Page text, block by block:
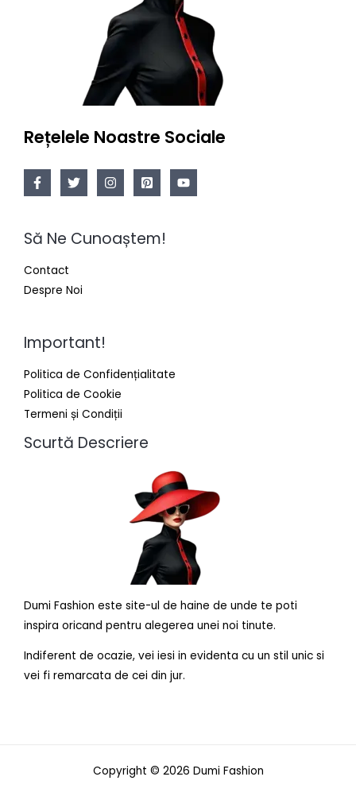
Rețelele Noastre Sociale
Să Ne Cunoaștem!
Contact
Despre Noi
Important!
Politica de Confidențialitate
Politica de Cookie
Termeni și Condiții
Scurtă Descriere
Dumi Fashion este site-ul de haine de unde te poti
inspira oricand pentru alegerea unei noi tinute.
Indiferent de ocazie, vei iesi in evidenta cu un stil unic si
vei fi remarcata de cei din jur.
Copyright © 2026 Dumi Fashion